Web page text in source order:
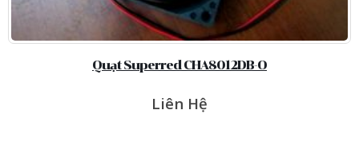
Quạt hút SUNON SF23080AT/2082HBL.GN
Liên Hệ